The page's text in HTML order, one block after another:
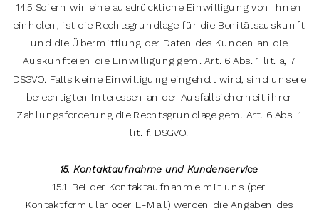
14.5 Sofern wir eine ausdrückliche Einwilligung von Ihnen
einholen, ist die Rechtsgrundlage für die Bonitätsauskunft
und die Übermittlung der Daten des Kunden an die
Auskunfteien die Einwilligung gem. Art. 6 Abs. 1 lit. a, 7
DSGVO. Falls keine Einwilligung eingeholt wird, sind unsere
berechtigten Interessen an der Ausfallsicherheit ihrer
Zahlungsforderung die Rechtsgrundlage gem. Art. 6 Abs. 1
lit. f. DSGVO.
15. Kontaktaufnahme und Kundenservice
15.1. Bei der Kontaktaufnahme mit uns (per
Kontaktformular oder E-Mail) werden die Angaben des